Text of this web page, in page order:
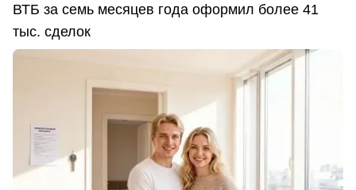
ВТБ за семь месяцев года оформил более 41
тыс. сделок